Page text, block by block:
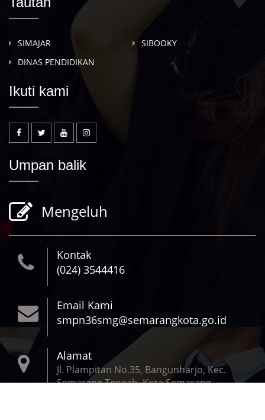
SIMAJAR
SIBOOKY
DINAS PENDIDIKAN
Ikuti kami
Umpan balik
Mengeluh
Kontak
(024) 3544416
Email Kami
smpn36smg@semarangkota.go.id
Alamat
Jl. Plampitan No.35, Bangunharjo, Kec.
Semarang Tengah, Kota Semarang,